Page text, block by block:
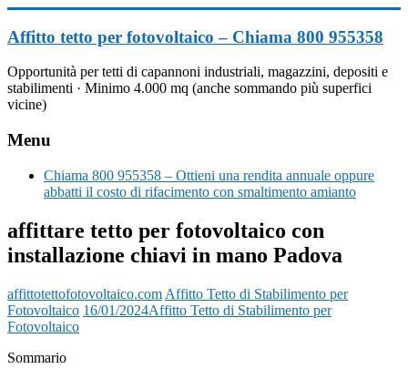
al
contenuto
Affitto tetto per fotovoltaico – Chiama 800 955358
Opportunità per tetti di capannoni industriali, magazzini, depositi e
stabilimenti · Minimo 4.000 mq (anche sommando più superfici
vicine)
Menu
Chiama 800 955358 – Ottieni una rendita annuale oppure
abbatti il costo di rifacimento con smaltimento amianto
affittare tetto per fotovoltaico con
installazione chiavi in mano Padova
affittotettofotovoltaico.com Affitto Tetto di Stabilimento per
Fotovoltaico 16/01/2024Affitto Tetto di Stabilimento per
Fotovoltaico
Sommario